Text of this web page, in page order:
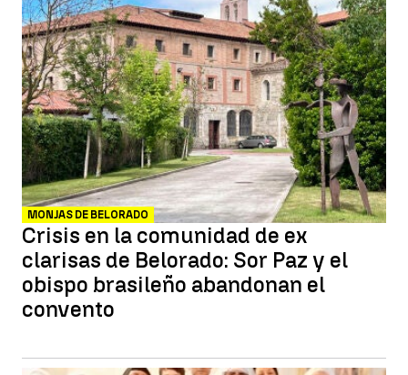
MONJAS DE BELORADO
Crisis en la comunidad de ex
clarisas de Belorado: Sor Paz y el
obispo brasileño abandonan el
convento